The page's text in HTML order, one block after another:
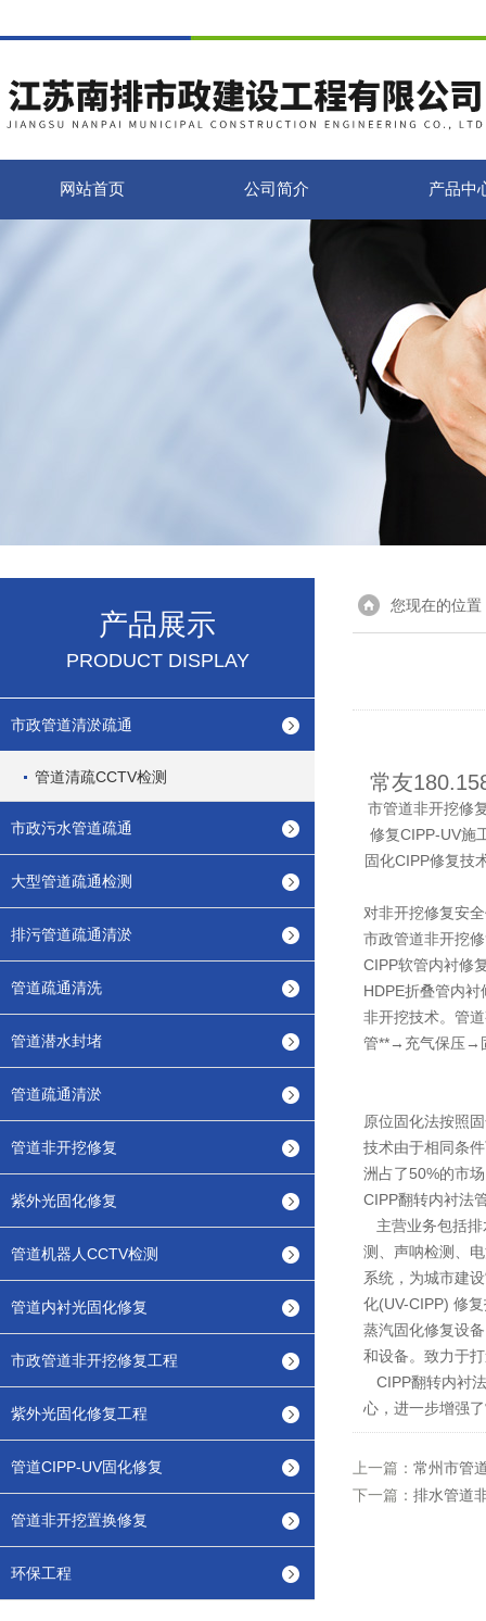
网站首页 公司简介 产品中
产品展示
PRODUCT DISPLAY
市政管道清淤疏通
管道清疏CCTV检测
市政污水管道疏通
大型管道疏通检测
排污管道疏通清淤
管道疏通清洗
管道潜水封堵
管道疏通清淤
管道非开挖修复
紫外光固化修复
管道机器人CCTV检测
管道内衬光固化修复
市政管道非开挖修复工程
紫外光固化修复工程
管道CIPP-UV固化修复
管道非开挖置换修复
环保工程
您现在的位置
常友
市管道非开挖修
修复CIPP-UV施
固化CIPP修复技
对非开挖修复安
市政管道非开挖
CIPP软管内衬修
HDPE折叠管内
非开挖技术。管
管**→充气保压→
原位固化法按照
技术由于相同条
洲占了50%的市
CIPP翻转内衬法
主营业务包括排
测、声呐检测、
系统，为城市建
化(UV-CIPP) 修
蒸汽固化修复设
和设备。致力于
CIPP翻转内衬
心，进一步增强
上一篇： 常州市管
下一篇： 排水管道